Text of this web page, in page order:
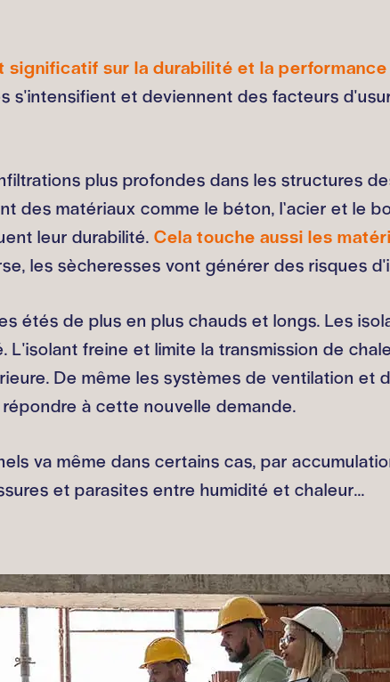
significatif sur la durabilité et la
s'intensifient et deviennent des facteurs
plus profondes dans les structures
des matériaux comme le béton, l’acier et le
leur durabilité. Cela touche aussi les
les sècheresses vont générer des risques
étés de plus en plus chauds et longs. Les
freine et limite la transmission de
De même les systèmes de ventilation et
à cette nouvelle demande.
va même dans certains cas, par
et parasites entre humidité et chaleur...